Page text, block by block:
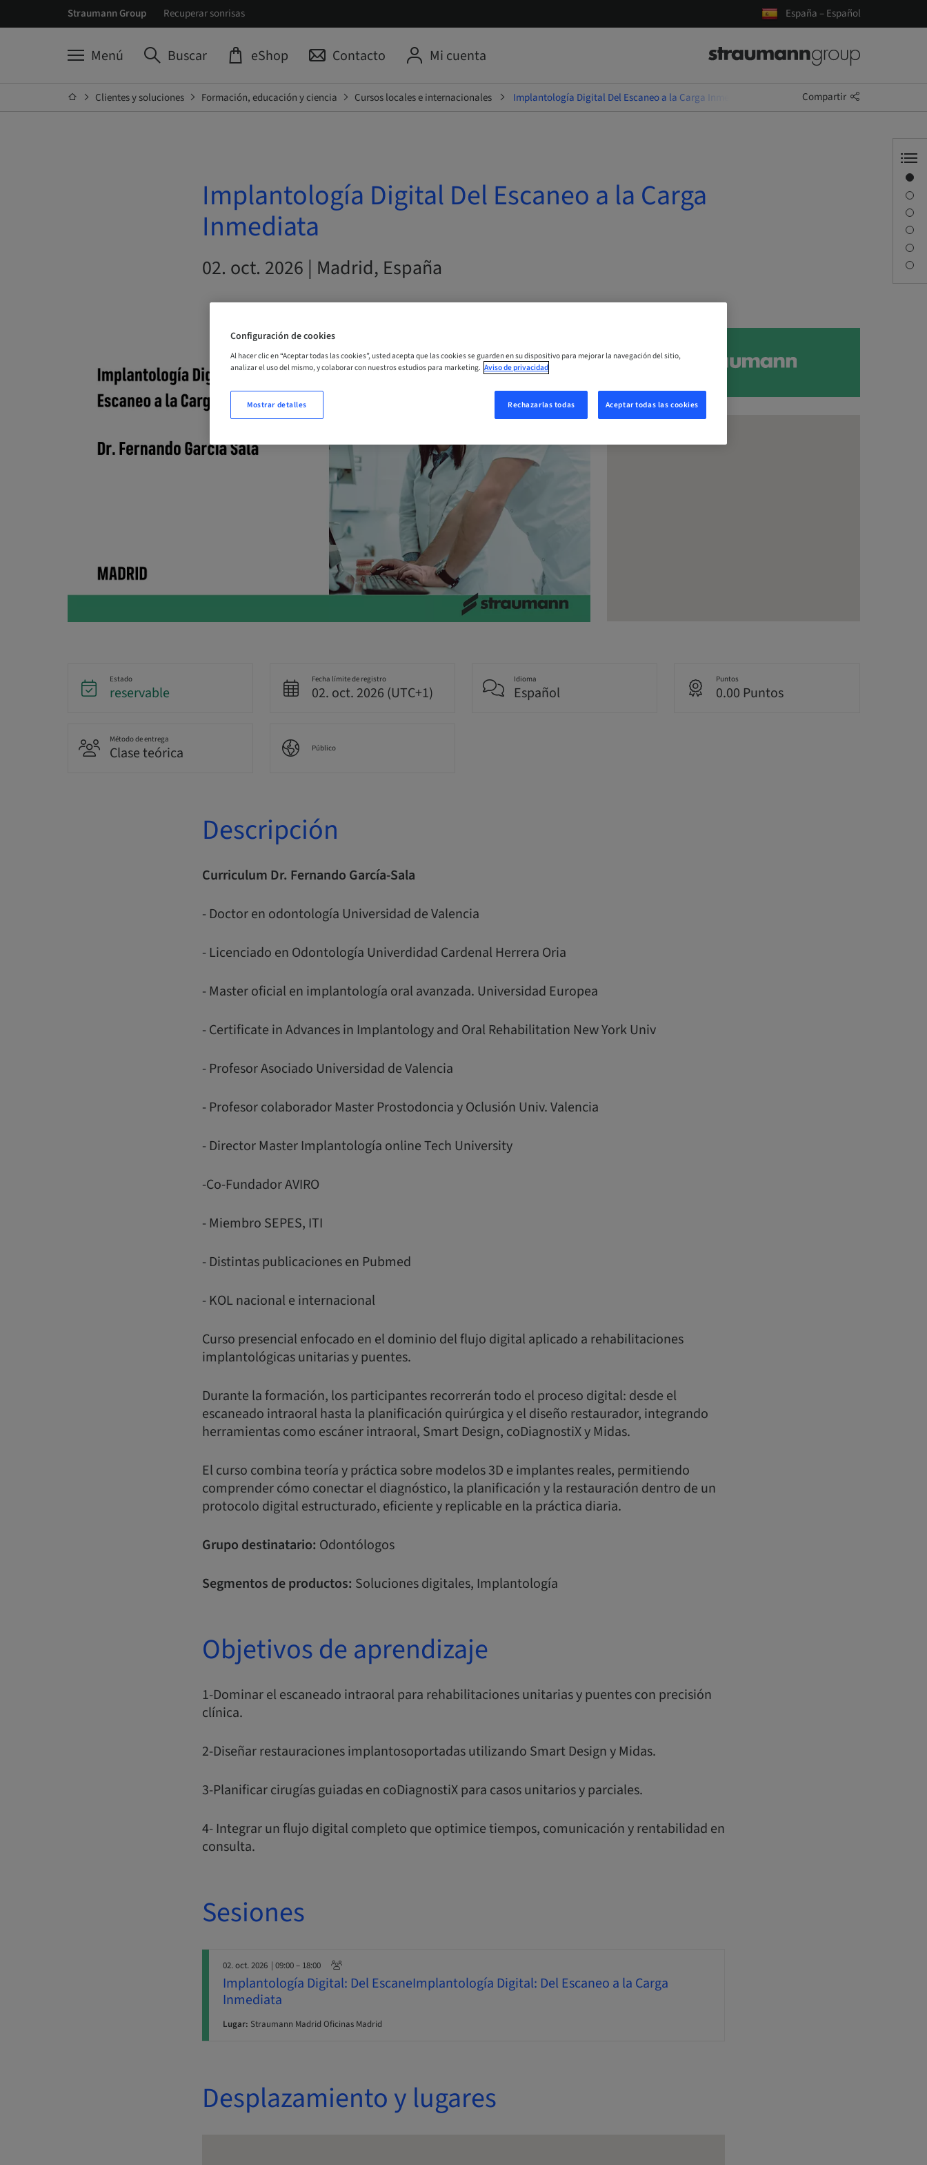
Straumann Group Recuperar sonrisas España – Español
Menú Buscar eShop Contacto Mi cuenta
Clientes y soluciones Formación, educación y ciencia Cursos locales e internacionales Implantología Digital Del Escaneo a la Carga Inmediata Compartir
Implantología Digital Del Escaneo a la Carga
Inmediata
02. oct. 2026 | Madrid, España
Estado
reservable
Fecha límite de registro
02. oct. 2026 (UTC+1)
Idioma
Español
Puntos
0.00 Puntos
Método de entrega
Clase teórica Público
Descripción
Curriculum Dr. Fernando García-Sala
- Doctor en odontología Universidad de Valencia
- Licenciado en Odontología Univerdidad Cardenal Herrera Oria
- Master oficial en implantología oral avanzada. Universidad Europea
- Certificate in Advances in Implantology and Oral Rehabilitation New York Univ
- Profesor Asociado Universidad de Valencia
- Profesor colaborador Master Prostodoncia y Oclusión Univ. Valencia
- Director Master Implantología online Tech University
-Co-Fundador AVIRO
- Miembro SEPES, ITI
- Distintas publicaciones en Pubmed
- KOL nacional e internacional
Curso presencial enfocado en el dominio del flujo digital aplicado a rehabilitaciones
implantológicas unitarias y puentes.
Durante la formación, los participantes recorrerán todo el proceso digital: desde el
escaneado intraoral hasta la planificación quirúrgica y el diseño restaurador, integrando
herramientas como escáner intraoral, Smart Design, coDiagnostiX y Midas.
El curso combina teoría y práctica sobre modelos 3D e implantes reales, permitiendo
comprender cómo conectar el diagnóstico, la planificación y la restauración dentro de un
protocolo digital estructurado, eficiente y replicable en la práctica diaria.
Grupo destinatario: Odontólogos
Segmentos de productos: Soluciones digitales, Implantología
Objetivos de aprendizaje
1-Dominar el escaneado intraoral para rehabilitaciones unitarias y puentes con precisión
clínica.
2-Diseñar restauraciones implantosoportadas utilizando Smart Design y Midas.
3-Planificar cirugías guiadas en coDiagnostiX para casos unitarios y parciales.
4- Integrar un flujo digital completo que optimice tiempos, comunicación y rentabilidad en
consulta.
Sesiones
02. oct. 2026 | 09:00 – 18:00
Implantología Digital: Del EscaneImplantología Digital: Del Escaneo a la Carga
Inmediata
Lugar: Straumann Madrid Oficinas Madrid
Desplazamiento y lugares
Configuración de cookies
Al hacer clic en “Aceptar todas las cookies”, usted acepta que las cookies se guarden en su dispositivo para mejorar la navegación del sitio,
analizar el uso del mismo, y colaborar con nuestros estudios para marketing. Aviso de privacidad
Rechazarlas todas Aceptar todas las cookies
Mostrar detalles